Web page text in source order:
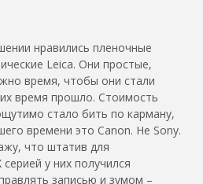
нравились пленочные
Leica. Они простые,
время, чтобы они стали
время прошло. Стоимость
стало бить по карману,
времени это Canon. Не Sony.
что штатив для
у них получился
записью и зумом –